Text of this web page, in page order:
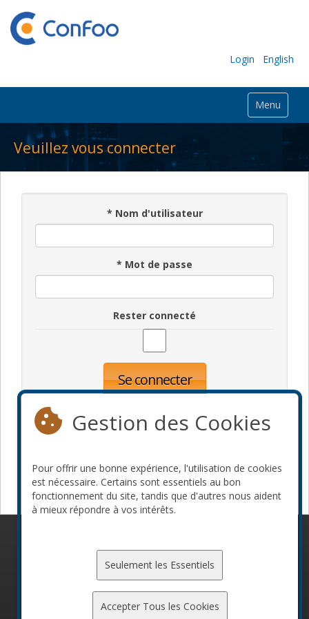
Login English
Menu
Veuillez vous connecter
* Nom d'utilisateur
* Mot de passe
Rester connecté
Se connecter
Devenir commanditaire
Gestion des Cookies
Pour offrir une bonne expérience, l'utilisation de cookies
est nécessaire. Certains sont essentiels au bon
fonctionnement du site, tandis que d'autres nous aident
à mieux répondre à vos intérêts.
Seulement les Essentiels
Accepter Tous les Cookies